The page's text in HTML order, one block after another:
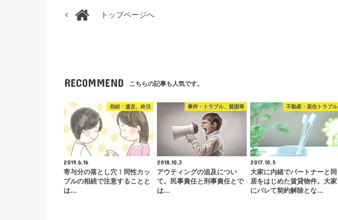
トップページへ
RECOMMEND こちらの記事も人気です。
相続・遺言、終活
2019.6.16
寄与分の落とし穴！同性カッ
プルの相続で注意することと
は…
事件・トラブル、貧困等
2018.10.3
アウティングの追及につい
て。民事責任と刑事責任とで
は…
不動産・居住トラブル
2017.10.5
大家に内緒でパートナーと同
居をはじめた賃貸物件。大家
にバレて契約解除とな…